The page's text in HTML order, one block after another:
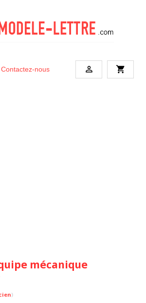
Contactez-nous  shopping_cart
mécanique
)